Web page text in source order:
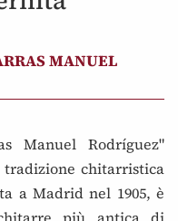
MANUEL
Manuel Rodríguez"
chitarristica
a Madrid nel 1905, è